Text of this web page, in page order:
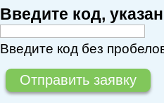
Введите код,
Введите код без